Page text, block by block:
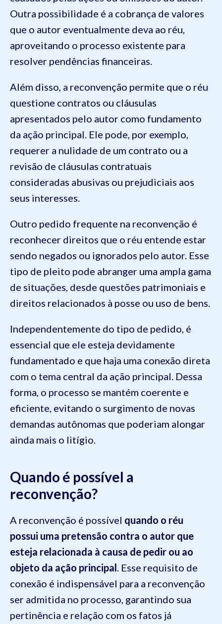
Outra possibilidade é a cobrança de valores
que o autor eventualmente deva ao réu,
aproveitando o processo existente para
resolver pendências financeiras.
Além disso, a reconvenção permite que o réu
questione contratos ou cláusulas
apresentados pelo autor como fundamento
da ação principal. Ele pode, por exemplo,
requerer a nulidade de um contrato ou a
revisão de cláusulas contratuais
consideradas abusivas ou prejudiciais aos
seus interesses.
Outro pedido frequente na reconvenção é
reconhecer direitos que o réu entende estar
sendo negados ou ignorados pelo autor. Esse
tipo de pleito pode abranger uma ampla gama
de situações, desde questões patrimoniais e
direitos relacionados à posse ou uso de bens.
Independentemente do tipo de pedido, é
essencial que ele esteja devidamente
fundamentado e que haja uma conexão direta
com o tema central da ação principal. Dessa
forma, o processo se mantém coerente e
eficiente, evitando o surgimento de novas
demandas autônomas que poderiam alongar
ainda mais o litígio.
Quando é possível a
reconvenção?
A reconvenção é possível quando o réu
possui uma pretensão contra o autor que
esteja relacionada à causa de pedir ou ao
objeto da ação principal . Esse requisito de
conexão é indispensável para a reconvenção
ser admitida no processo, garantindo sua
pertinência e relação com os fatos já